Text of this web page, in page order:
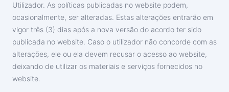
Utilizador. As políticas publicadas no website podem,
ocasionalmente, ser alteradas. Estas alterações entrarão em
vigor três (3) dias após a nova versão do acordo ter sido
publicada no website. Caso o utilizador não concorde com as
alterações, ele ou ela devem recusar o acesso ao website,
deixando de utilizar os materiais e serviços fornecidos no
website.